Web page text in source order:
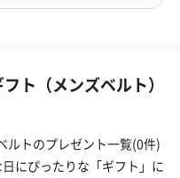
ト（メンズベルト）
ルトのプレゼント一覧(0件)
にぴったりな「ギフト」に